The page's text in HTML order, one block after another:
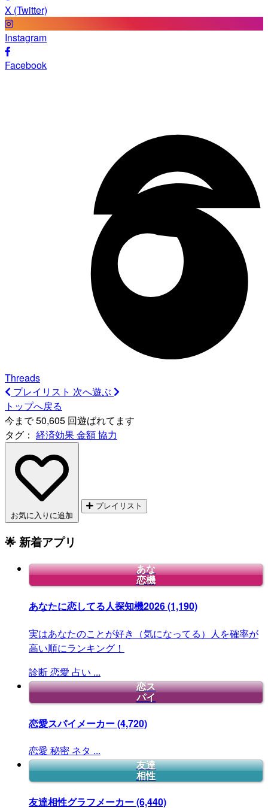
X (Twitter)
Instagram
Facebook
Threads
プレイリスト 次へ遊ぶ
トップへ戻る
今まで 50,605 回遊ばれてます
タグ： 経済効果金額協力
お気に入りに追加
プレイリスト
🌟 新着アプリ
あな
恋機
あなたに恋してる人探知機2026(1,190)
実はあなたのことが好き（気になってる）人を確率が
高い順にランキング！
診断恋愛 占い ...
恋ス
パイ
恋愛スパイメーカー(4,720)
恋愛 秘密 ネタ ...
友達
相性
友達相性グラフメーカー(6,440)